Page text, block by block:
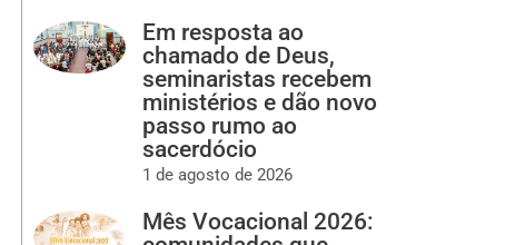
Em resposta ao
chamado de Deus,
seminaristas recebem
ministérios e dão novo
passo rumo ao
sacerdócio
1 de agosto de 2026
Mês Vocacional 2026: